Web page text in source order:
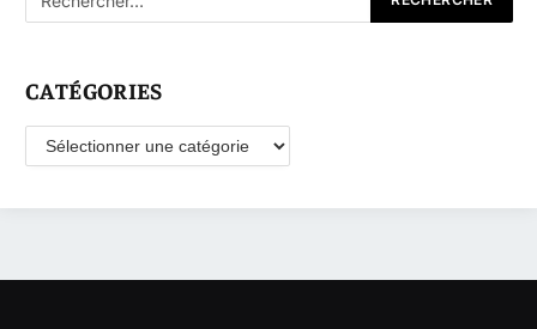
CATÉGORIES
Catégories